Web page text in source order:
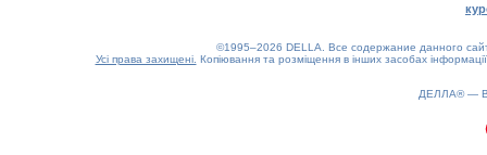
©1995–2026 DELLA. Все содержание данного
Усі права захищені. Копіювання та розміщення в інших засобах
ДЕЛЛА® —